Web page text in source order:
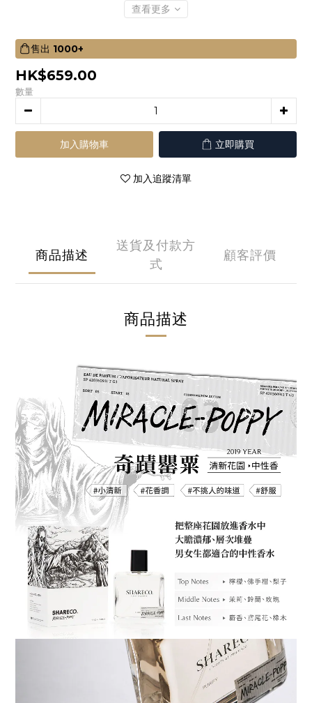
查看更多
售出 1000+
HK$659.00
數量
加入購物車 立即購買
加入追蹤清單
商品描述
送貨及付款方
式
顧客評價
商品描述